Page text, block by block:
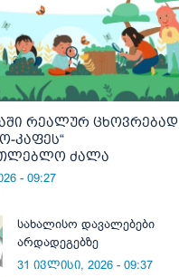
რეალურ ცხოვრებად
კაფეს“
ძალა
- 09:27
სახალისო დავალებები
არდადეგებზე
31 ივლისი, 2026 - 09:37